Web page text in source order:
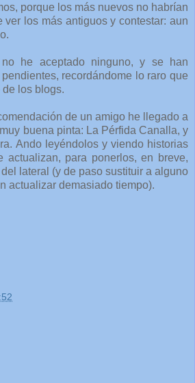
porque los más nuevos no habrían
ver los más antiguos y contestar: aun
he aceptado ninguno, y se han
recordándome lo raro que
los blogs.
de un amigo he llegado a
buena pinta: La Pérfida Canalla, y
Ando leyéndolos y viendo historias
actualizan, para ponerlos, en breve,
lateral (y de paso sustituir a alguno
actualizar demasiado tiempo).